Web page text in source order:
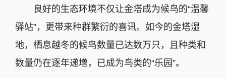
良好的生态环境不仅让金塔成为候鸟的“温馨
驿站”，更带来种群繁衍的喜讯。如今的金塔湿
地，栖息越冬的候鸟数量已达数万只，且种类和
数量仍在逐年递增，已成为鸟类的“乐园”。